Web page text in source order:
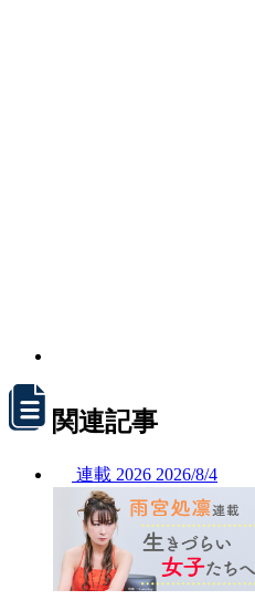
関連記事
連載 2026 2026/8/4